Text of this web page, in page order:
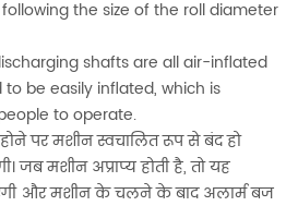
the size of the roll diameter
shafts are all air-inflated
be easily inflated, which is
to operate.
पर मशीन स्वचालित रूप से बंद हो
जब मशीन अप्राप्य होती है, तो यह
और मशीन के चलने के बाद अलार्म बज